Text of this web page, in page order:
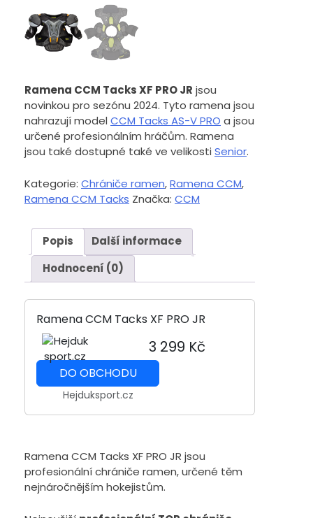
Ramena CCM Tacks XF PRO JR jsou
novinkou pro sezónu 2024. Tyto ramena jsou
nahrazují model CCM Tacks AS-V PRO a jsou
určené profesionálním hráčům. Ramena
jsou také dostupné také ve velikosti Senior.
Kategorie: Chrániče ramen,Ramena CCM,
Ramena CCM Tacks Značka: CCM
Popis
Další informace
Hodnocení (0)
Ramena CCM Tacks XF PRO JR
3 299 Kč
DO OBCHODU
Hejduksport.cz
Ramena CCM Tacks XF PRO JR jsou
profesionální chrániče ramen, určené těm
nejnáročnějším hokejistům.